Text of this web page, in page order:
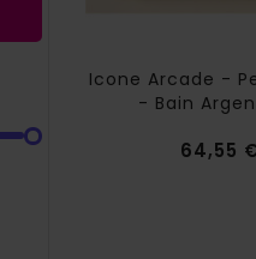
Icone Arcade -
- Bain
64,55